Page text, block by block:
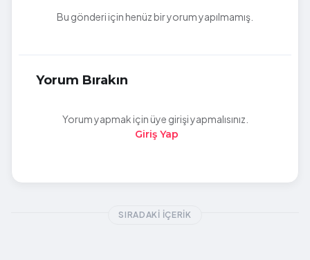
Bu gönderi için henüz bir yorum yapılmamış.
Yorum Bırakın
Yorum yapmak için üye girişi yapmalısınız.
Giriş Yap
SIRADAKI İÇERIK